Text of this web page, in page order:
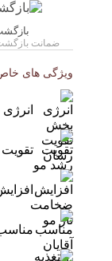
ضمانت بازگشت
ویژگی های